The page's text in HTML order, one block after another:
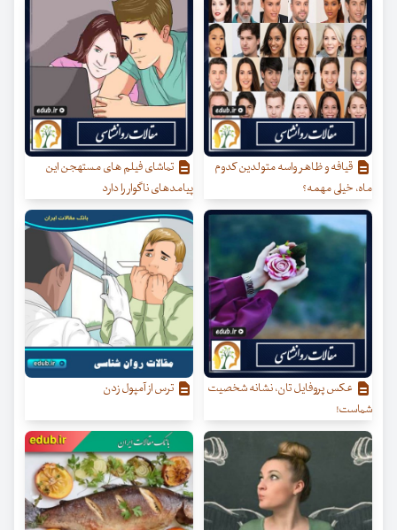
قیافه و ظاهر واسه متولدین کدوم
ماه، خیلی مهمه؟
تماشای فیلم های مستهجن این
پیامدهای ناگوار را دارد
عکس پروفایل تان، نشانه شخصیت
شماست!
ترس از آمپول زدن